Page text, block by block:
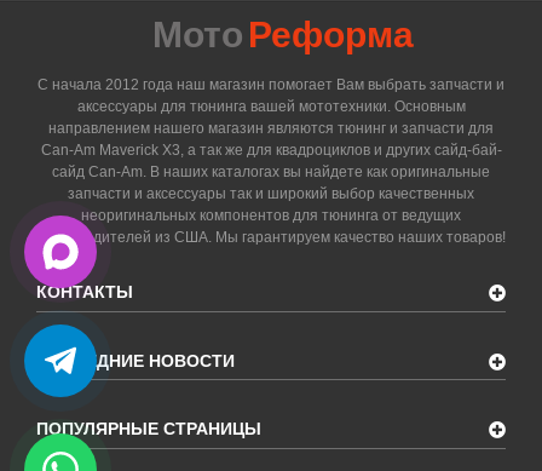
Мото Реформа
С начала 2012 года наш магазин помогает Вам выбрать запчасти и
аксессуары для тюнинга вашей мототехники. Основным
направлением нашего магазин являются тюнинг и запчасти для
Can-Am Maverick X3, а так же для квадроциклов и других сайд-бай-
сайд Can-Am. В наших каталогах вы найдете как оригинальные
запчасти и аксессуары так и широкий выбор качественных
неоригинальных компонентов для тюнинга от ведущих
производителей из США. Мы гарантируем качество наших товаров!
КОНТАКТЫ
ПОСЛЕДНИЕ НОВОСТИ
ПОПУЛЯРНЫЕ СТРАНИЦЫ